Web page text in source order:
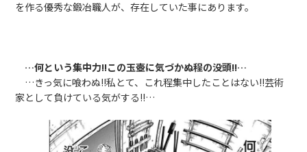
を作る優秀な鍛冶職人が、存在していた事にあります。
…何という集中力!!この玉壺に気づかぬ程の没頭!!…
…きっ気に喰わぬ!!私とて、これ程集中したことはない!!芸術
家として負けている気がする!!…